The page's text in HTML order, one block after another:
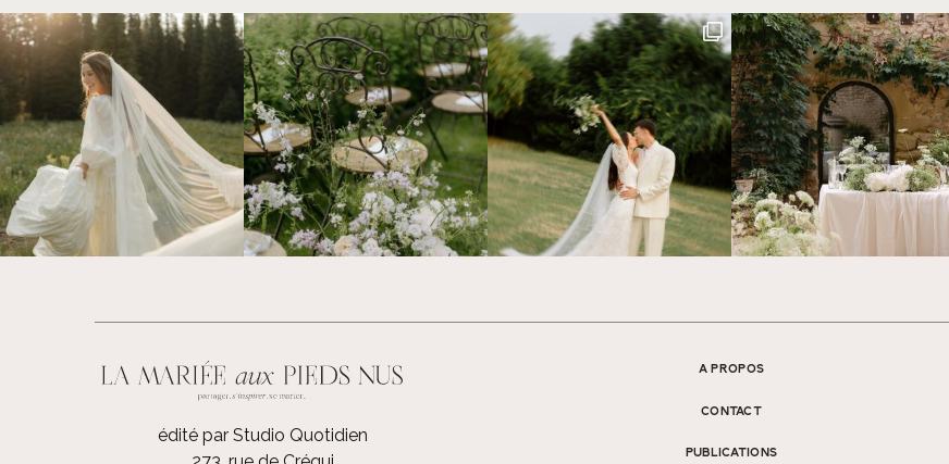
édité par Studio Quotidien
A PROPOS
CONTACT
PUBLICATIONS